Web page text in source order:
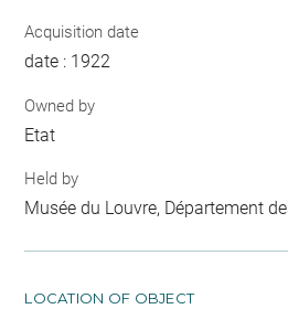
Acquisition date
date : 1922
Owned by
Etat
Held by
Musée du Louvre, Département
LOCATION OF OBJECT